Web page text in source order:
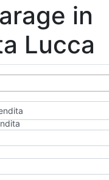
in
Lucca
indipendente